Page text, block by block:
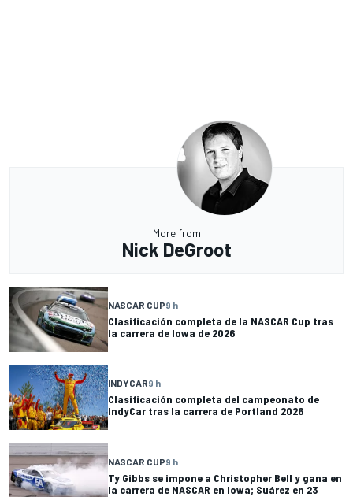
More from
Nick DeGroot
NASCAR CUP9 h
Clasificación completa de la NASCAR Cup tras
la carrera de Iowa de 2026
INDYCAR9 h
Clasificación completa del campeonato de
IndyCar tras la carrera de Portland 2026
NASCAR CUP9 h
Ty Gibbs se impone a Christopher Bell y gana en
la carrera de NASCAR en Iowa; Suárez en 23